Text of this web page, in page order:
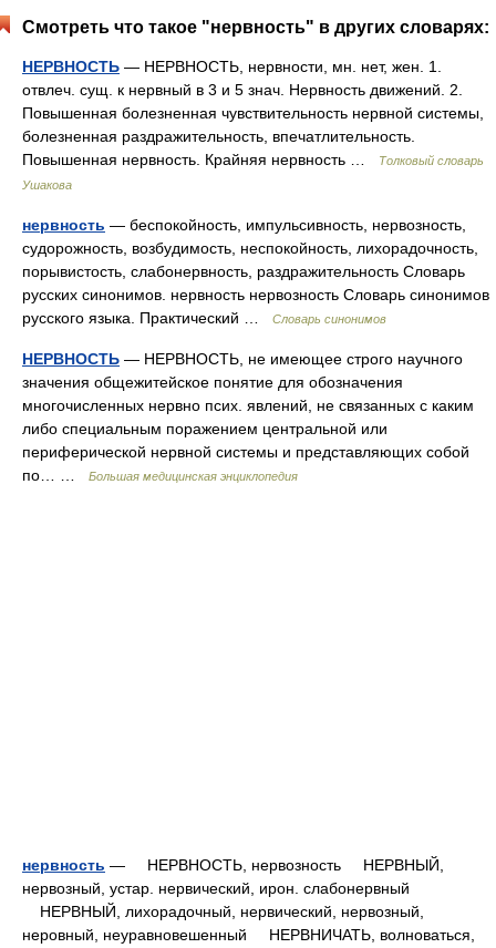
Смотреть что такое "нервность" в других словарях:
НЕРВНОСТЬ — НЕРВНОСТЬ, нервности, мн. нет, жен. 1.
отвлеч. сущ. к нервный в 3 и 5 знач. Нервность движений. 2.
Повышенная болезненная чувствительность нервной системы,
болезненная раздражительность, впечатлительность.
Повышенная нервность. Крайняя нервность …
Толковый словарь
Ушакова
нервность — беспокойность, импульсивность, нервозность,
судорожность, возбудимость, неспокойность, лихорадочность,
порывистость, слабонервность, раздражительность Словарь
русских синонимов. нервность нервозность Словарь синонимов
русского языка. Практический …
Словарь синонимов
НЕРВНОСТЬ — НЕРВНОСТЬ, не имеющее строго научного
значения общежитейское понятие для обозначения
многочисленных нервно псих. явлений, не связанных с каким
либо специальным поражением центральной или
периферической нервной системы и представляющих собой
по… …
Большая медицинская энциклопедия
нервность — НЕРВНОСТЬ, нервозность НЕРВНЫЙ,
нервозный, устар. нервический, ирон. слабонервный
НЕРВНЫЙ, лихорадочный, нервический, нервозный,
неровный, неуравновешенный НЕРВНИЧАТЬ, волноваться,